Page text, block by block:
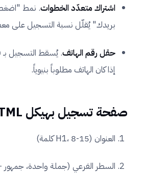
اشتراك متعدّد الخطوات. نمط
بريدك" يُقلّل نسبة التسجيل على
حقل رقم الهاتف
إذا كان الهاتف مطلوباً بنيوياً.
صفحة تسجيل بهيكل HTML بسيط
العنوان (H1، 8-15 كلمة)
السطر الفرعي (جملة واحدة، جمهور